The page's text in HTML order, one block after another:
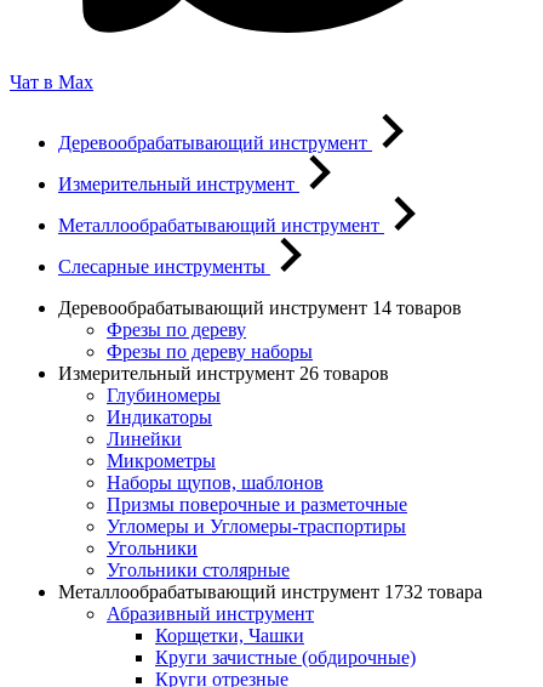
Чат в Max
Деревообрабатывающий инструмент
Измерительный инструмент
Металлообрабатывающий инструмент
Слесарные инструменты
Деревообрабатывающий инструмент 14 товаров
Фрезы по дереву
Фрезы по дереву наборы
Измерительный инструмент 26 товаров
Глубиномеры
Индикаторы
Линейки
Микрометры
Наборы щупов, шаблонов
Призмы поверочные и разметочные
Угломеры и Угломеры-траспортиры
Угольники
Угольники столярные
Металлообрабатывающий инструмент 1732 товара
Абразивный инструмент
Корщетки, Чашки
Круги зачистные (обдирочные)
Круги отрезные